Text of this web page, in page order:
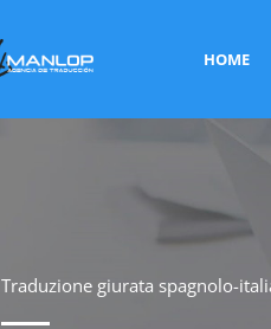
HOME
Traduzione giurata spagnolo-